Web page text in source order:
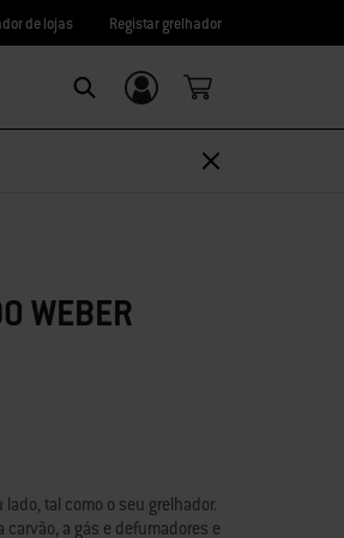
de lojas Registar grelhador
Login/Registo
WEBER
tal como o seu grelhador.
carvão, a gás e defumadores e